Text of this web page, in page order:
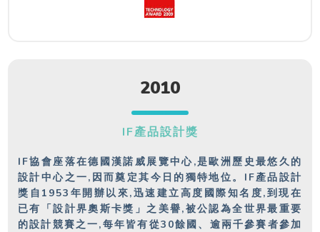
2010
IF產品設計獎
IF協會座落在德國漢諾威展覽中心,是歐洲歷史最悠久的
設計中心之一,因而奠定其今日的獨特地位。IF產品設計
獎自1953年開辦以來,迅速建立高度國際知名度,到現在
已有「設計界奧斯卡獎」之美譽,被公認為全世界最重要
的設計競賽之一,每年皆有從30餘國、逾兩千參賽者參加